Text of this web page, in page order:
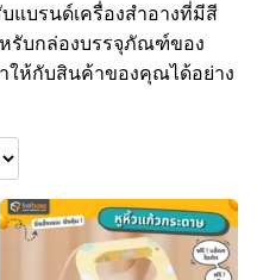
แบรนด์เครื่องสำอางที่มีสี
รับกล่องบรรจุภัณฑ์ของ
ห้กับสินค้าของคุณได้อย่าง